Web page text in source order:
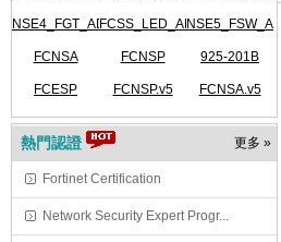
7.6 7.6 7.6
NSE4_FGT_AD-
7.6
FCSS_LED_AR-
7.6
NSE5_FSW_AD-
7.6
FCNSA FCNSP 925-201B
FCESP FCNSP.v5 FCNSA.v5
更多 »
熱門認證
Fortinet Certification
Network Security Expert Progr...